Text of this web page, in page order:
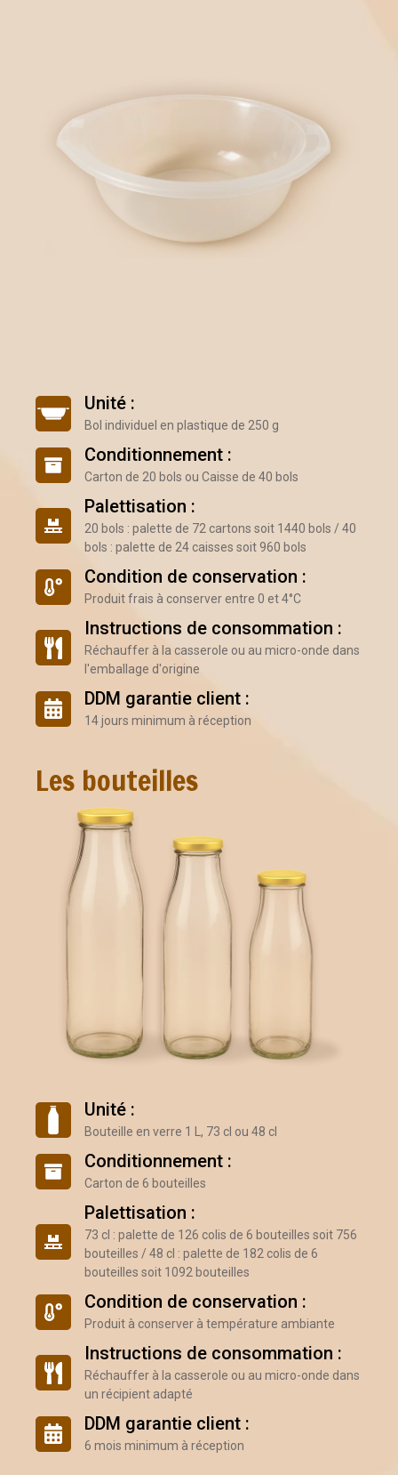
Unité :
Bol individuel en plastique de 250 g
Conditionnement :
Carton de 20 bols ou Caisse de 40 bols
Palettisation :
20 bols : palette de 72 cartons soit 1440 bols / 40
bols : palette de 24 caisses soit 960 bols
Condition de conservation :
Produit frais à conserver entre 0 et 4°C
Instructions de consommation :
Réchauffer à la casserole ou au micro-onde dans
l'emballage d'origine
DDM garantie client :
14 jours minimum à réception
Les bouteilles
Unité :
Bouteille en verre 1 L, 73 cl ou 48 cl
Conditionnement :
Carton de 6 bouteilles
Palettisation :
73 cl : palette de 126 colis de 6 bouteilles soit 756
bouteilles / 48 cl : palette de 182 colis de 6
bouteilles soit 1092 bouteilles
Condition de conservation :
Produit à conserver à température ambiante
Instructions de consommation :
Réchauffer à la casserole ou au micro-onde dans
un récipient adapté
DDM garantie client :
6 mois minimum à réception